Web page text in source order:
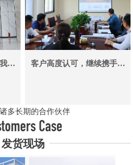
司
客户高度认可，继续携手同
多长期的合作伙伴
Case
发货现场